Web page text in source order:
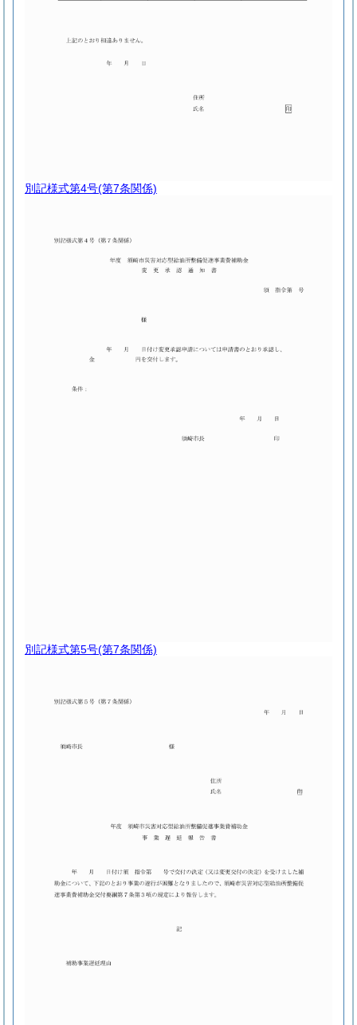
別記様式第4号(第7条関係)
別記様式第5号(第7条関係)